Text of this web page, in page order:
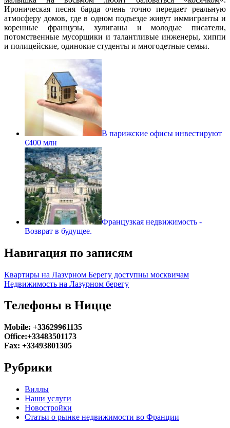
Ироническая песня барда очень точно передает реальную
атмосферу домов, где в одном подъезде живут иммигранты и
коренные французы, хулиганы и молодые писатели,
потомственные мусорщики и талантливые инженеры, хиппи
и полицейские, одинокие студенты и многодетные семьи.
В парижские офисы инвестируют
€400 млн
Французкая недвижимость -
Возврат в будущее.
Навигация по записям
Квартиры на Лазурном Берегу доступны москвичам
Недвижимость на Лазурном берегу
Телефоны в Ницце
Mobile: +33629961135
Office:+33483501173
Fax: +33493801305
Рубрики
Виллы
Наши услуги
Новостройки
Статьи о рынке недвижимости во Франции